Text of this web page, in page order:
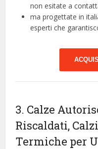
non esitate a
ma progettate in
esperti che
3. Calze
Riscaldati,
Termiche per